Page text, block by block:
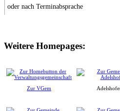
oder nach Terminabsprache
Weitere Homepages:
Zur VGem